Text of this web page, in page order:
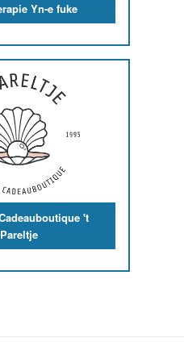
Yn-e fuke
't
Pareltje